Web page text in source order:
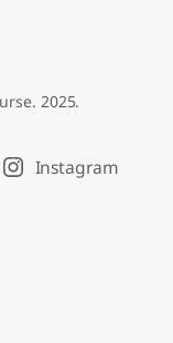
2025.
Instagram